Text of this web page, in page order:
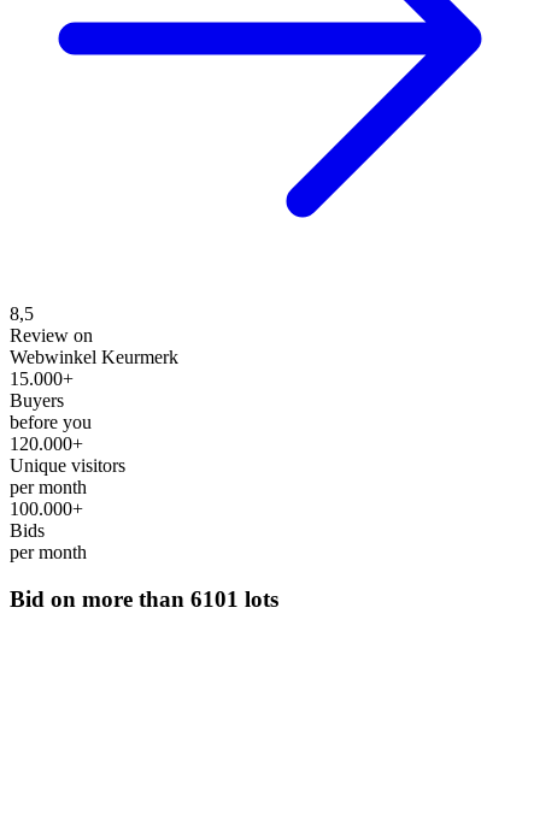
8,5
Review on
Webwinkel Keurmerk
15.000+
Buyers
before you
120.000+
Unique visitors
per month
100.000+
Bids
per month
Bid on more than 6101 lots